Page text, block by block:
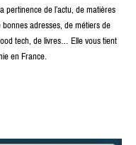
de l’actu, de matières
adresses, de métiers de
tech, de livres… Elle vous tient
en France.